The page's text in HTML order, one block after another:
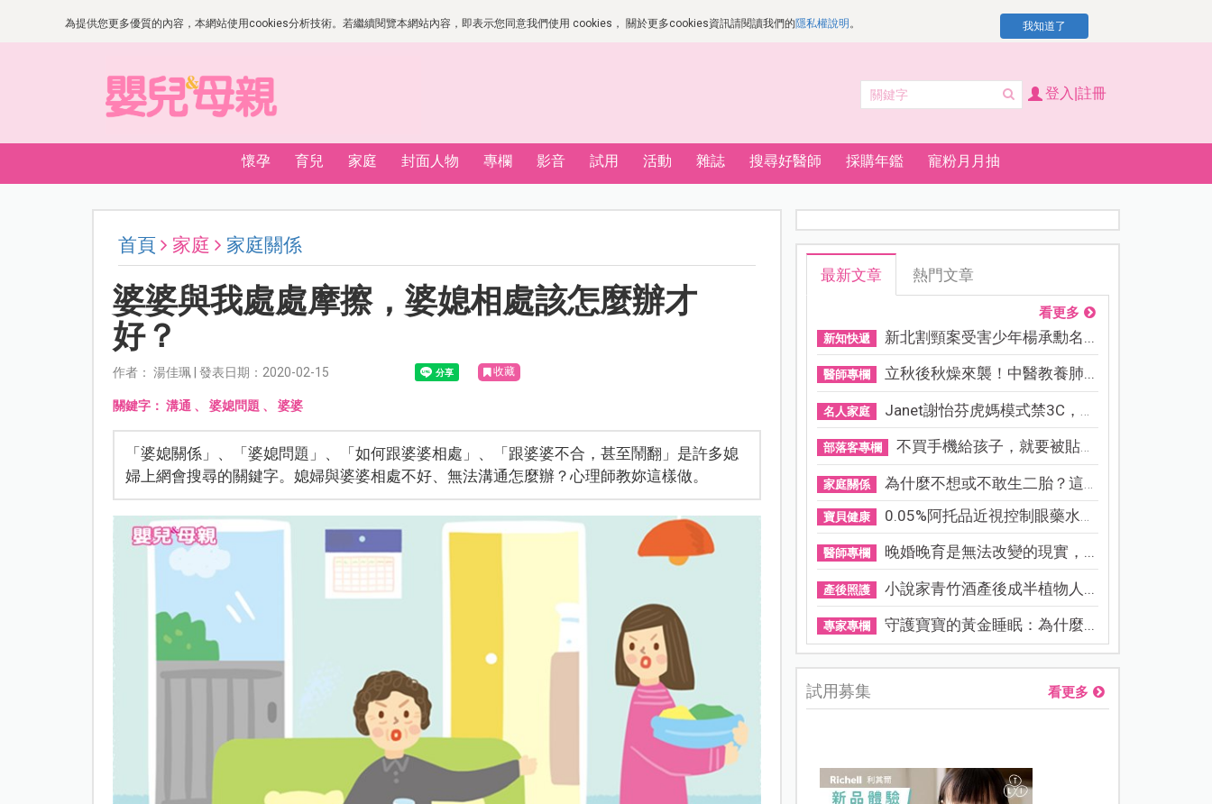
為提供您更多優質的內容，本網站使用cookies分析技術。若繼續閱覽本網站內容，即表示您同意我們使用 cookies， 關於更多cookies資訊請閱讀我們的隱私權說明 。 我知道了
登入|註冊
懷孕 育兒 家庭 封面人物 專欄 影音 試用 活動 雜誌 搜尋好醫師 採購年鑑 寵粉月月抽
首頁 家庭 家庭關係
婆婆與我處處摩擦，婆媳相處該怎麼辦才
好？
作者： 湯佳珮 | 發表日期：2020-02-15 收藏
關鍵字： 溝通 、 婆媳問題 、 婆婆
「婆媳關係」、「婆媳問題」、「如何跟婆婆相處」、「跟婆婆不合，甚至鬧翻」是許多媳
婦上網會搜尋的關鍵字。媳婦與婆婆相處不好、無法溝通怎麼辦？心理師教妳這樣做。
最新文章 熱門文章
看更多
新知快遞 新北割頸案受害少年楊承勳名...
醫師專欄 立秋後秋燥來襲！中醫教養肺...
名人家庭 Janet謝怡芬虎媽模式禁3C，看...
部落客專欄 不買手機給孩子，就要被貼「...
家庭關係 為什麼不想或不敢生二胎？這8...
寶貝健康 0.05%阿托品近視控制眼藥水納...
醫師專欄 晚婚晚育是無法改變的現實，...
產後照護 小說家青竹酒產後成半植物人...
專家專欄 守護寶寶的黃金睡眠：為什麼...
試用募集 看更多